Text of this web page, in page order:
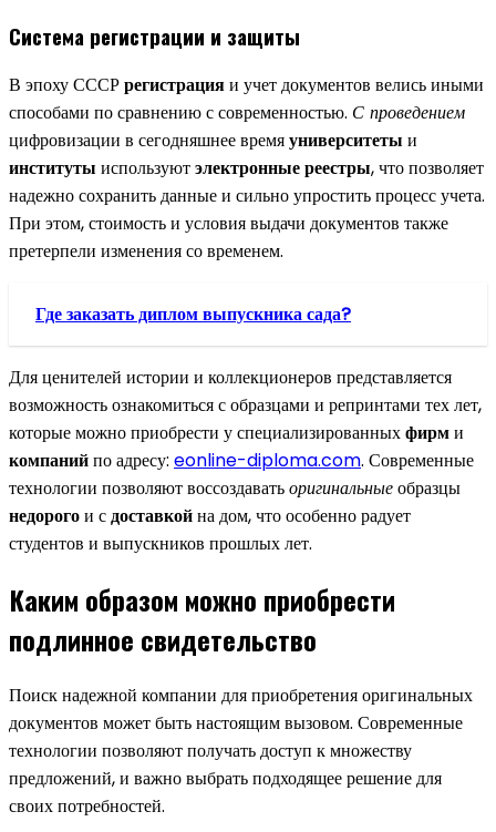
Система регистрации и защиты
В эпоху СССРрегистрацияи учет документов велись иными
способами по сравнению с современностью. С проведением
цифровизации в сегодняшнее времяуниверситеты и
институты используютэлектронные реестры, что позволяет
надежно сохранить данные и сильно упростить процесс учета.
При этом, стоимость и условия выдачи документов также
претерпели изменения со временем.
Где заказать диплом выпускника сада?
Для ценителей истории и коллекционеров представляется
возможность ознакомиться с образцами и репринтами тех лет,
которые можно приобрести у специализированныхфирми
компанийпо адресу: eonline-diploma.com. Современные
технологии позволяют воссоздаватьоригинальныеобразцы
недорогои сдоставкойна дом, что особенно радует
студентов и выпускников прошлых лет.
Каким образом можно приобрести
подлинное свидетельство
Поиск надежной компании для приобретения оригинальных
документов может быть настоящим вызовом. Современные
технологии позволяют получать доступ к множеству
предложений, и важно выбрать подходящее решение для
своих потребностей.